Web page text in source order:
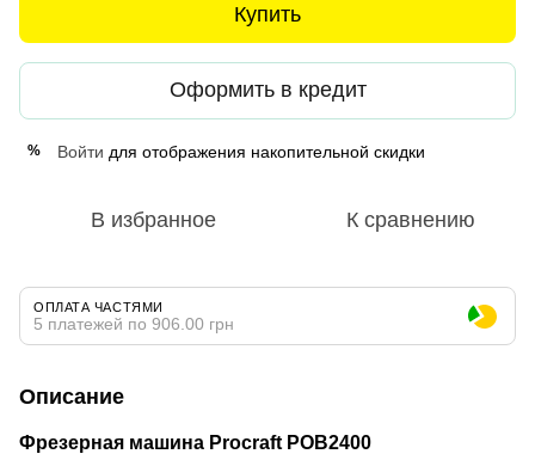
Купить
Оформить в кредит
% Войти для отображения накопительной скидки
В избранное К сравнению
ОПЛАТА ЧАСТЯМИ
5 платежей по 906.00 грн
Описание
Фрезерная машина Procraft POB2400